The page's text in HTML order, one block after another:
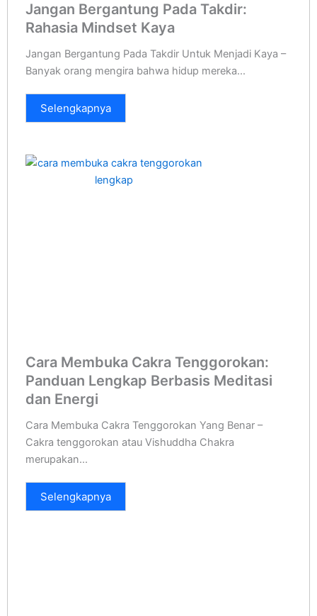
Jangan Bergantung Pada Takdir:
Rahasia Mindset Kaya
Jangan Bergantung Pada Takdir Untuk Menjadi Kaya –
Banyak orang mengira bahwa hidup mereka...
Selengkapnya
Cara Membuka Cakra Tenggorokan:
Panduan Lengkap Berbasis Meditasi
dan Energi
Cara Membuka Cakra Tenggorokan Yang Benar –
Cakra tenggorokan atau Vishuddha Chakra
merupakan...
Selengkapnya